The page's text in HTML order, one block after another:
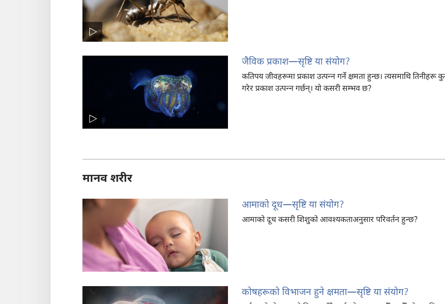
जैविक प्रकाश—सृष्टि या संयोग?
कतिपय जीवहरूमा प्रकाश उत्पन्‍न गर्ने क्षमता हुन्छ। त्यसमाथि तिनीहरू
गरेर प्रकाश उत्पन्‍न गर्छन्‌। यो कसरी सम्भव छ?
मानव शरीर
आमाको दूध​—सृष्टि या संयोग?
आमाको दूध कसरी शिशुको आवश्‍यकताअनुसार परिवर्तन हुन्छ?
कोषहरूको विभाजन हुने क्षमता​—सृष्टि या संयोग?